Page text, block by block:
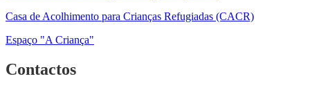
Casa de Acolhimento para Crianças Refugiadas (CACR)
Espaço "A Criança"
Contactos